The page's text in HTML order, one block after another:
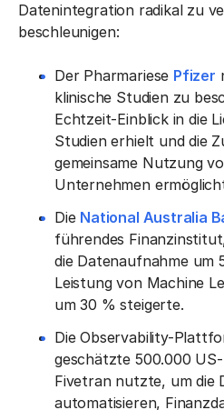
Datenintegration radikal zu
beschleunigen:
Der Pharmariese Pfizer
klinische Studien zu
Echtzeit-Einblick in die
Studien erhielt und die
gemeinsame Nutzung
Unternehmen
Die National Australia
führendes
die Datenaufnahme um
Leistung von Machine
um 30 % steigerte.
Die Observability-
geschätzte 500.000
Fivetran nutzte, um die
automatisieren,